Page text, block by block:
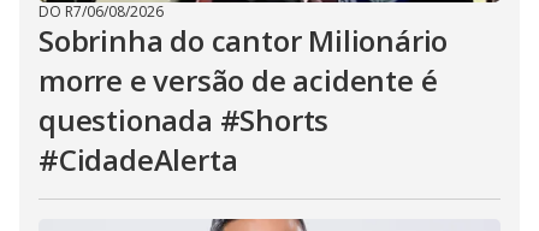
DO R7/06/08/2026
Sobrinha do cantor Milionário
morre e versão de acidente é
questionada #Shorts
#CidadeAlerta